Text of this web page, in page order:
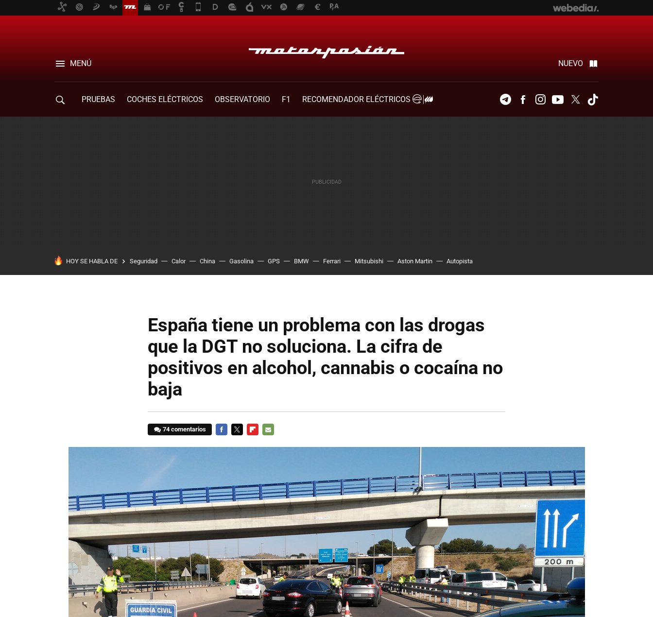
MENÚ NUEVO
PRUEBAS COCHES ELÉCTRICOS OBSERVATORIO F1
RECOMENDADOR ELÉCTRICOS
TelegramFacebookInstagramYoutubeTwitter
HOY SE HABLA DE Seguridad Calor China Gasolina GPS BMW Ferrari Mitsubishi Aston Martin Autopista
España tiene un problema con las drogas
que la DGT no soluciona. La cifra de
positivos en alcohol, cannabis o cocaína no
baja
74 comentarios